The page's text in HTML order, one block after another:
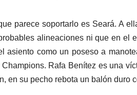
parece soportarlo es Seará. A
alineaciones ni que en el
asiento como un poseso a
Rafa Benítez es una
en su pecho rebota un balón duro